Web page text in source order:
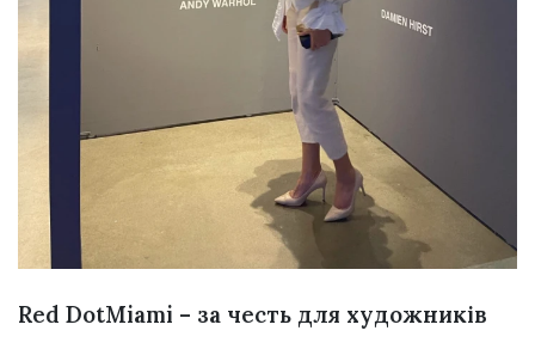
Red DotMiami – за честь для художників